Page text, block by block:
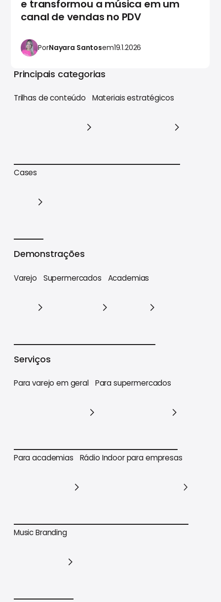
e transformou a música em um
canal de vendas no PDV
PorNayara Santosem19.1.2026
Principais categorias
Trilhas de conteúdo
Trilhas de conteúdo
Materiais estratégicos
Cases
Demonstrações
Varejo Supermercados Academias
Serviços
Para varejo em geral
Para varejo em geral
Para supermercados
Para supermercados
Para academias
Para academias
Rádio Indoor para empresas
Music Branding